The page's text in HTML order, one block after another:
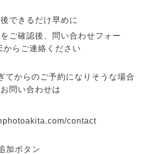
できるだけ早めに
をご確認後、問い合わせフォー
からご連絡ください
てからのご予約になりそうな場合
問い合わせは
contact
加ボタン